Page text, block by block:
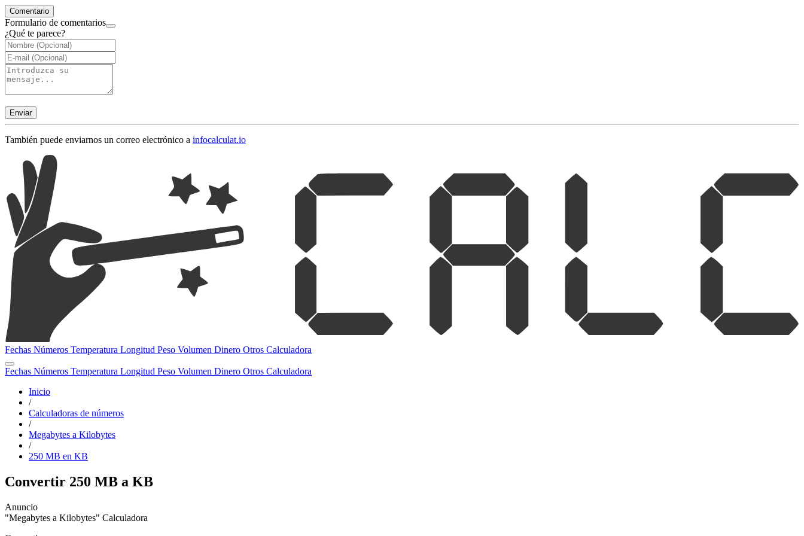
Comentario
Formulario de comentarios
¿Qué te parece?
Enviar
También puede enviarnos un correo electrónico a infocalculat.io
Fechas Números Temperatura Longitud Peso Volumen Dinero Otros Calculadora
Fechas Números Temperatura Longitud Peso Volumen Dinero Otros Calculadora
Inicio
/
Calculadoras de números
/
Megabytes a Kilobytes
/
250 MB en KB
Convertir 250 MB a KB
"Megabytes a Kilobytes" Calculadora